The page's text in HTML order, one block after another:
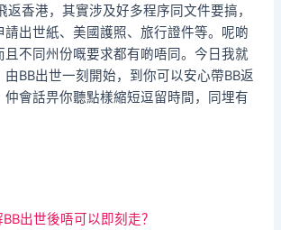
返香港，其實涉及好多程序同文件要搞，
請出世紙、美國護照、旅行證件等。呢啲
且不同州份嘅要求都有啲唔同。今日我就
由BB出世一刻開始，到你可以安心帶BB返
仲會話畀你聽點樣縮短逗留時間，同埋有
出世後唔可以即刻走？